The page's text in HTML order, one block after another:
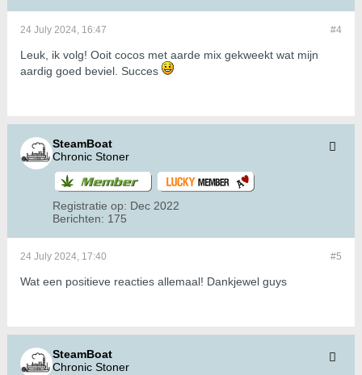
#4
24 July 2024, 16:47
Leuk, ik volg! Ooit cocos met aarde mix gekweekt wat mijn
aardig goed beviel. Succes
SteamBoat
Chronic Stoner
Registratie op: Dec 2022
Berichten: 175
#5
24 July 2024, 17:40
Wat een positieve reacties allemaal! Dankjewel guys
SteamBoat
Chronic Stoner